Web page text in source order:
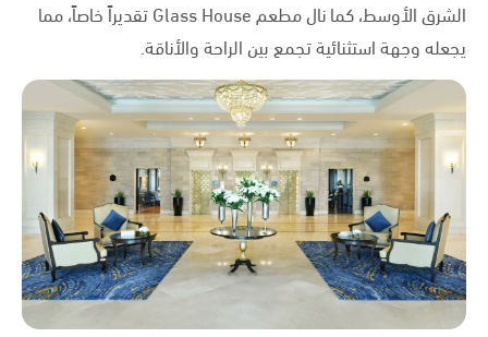
الشرق الأوسط، كما نال مطعم Glass House تقديراً خاصاً، مما
يجعله وجهة استثنائية تجمع بين الراحة والأناقة.